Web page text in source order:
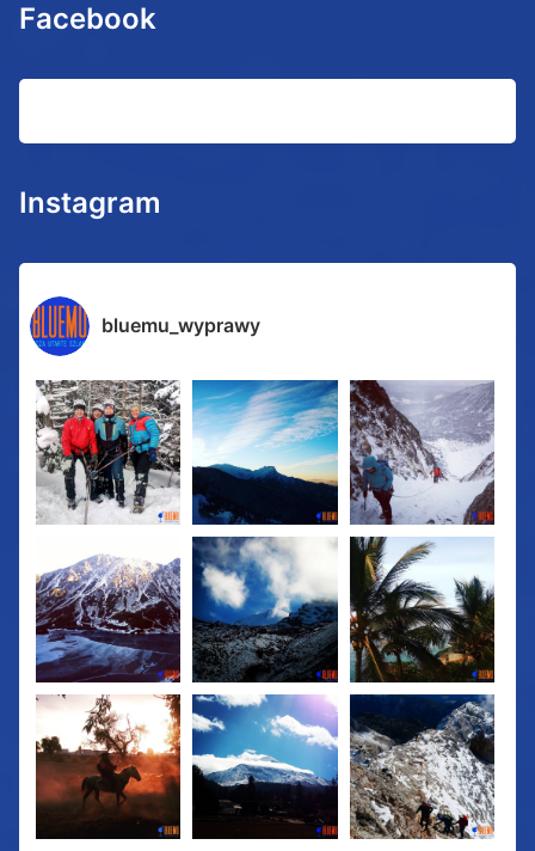
Facebook
Instagram
bluemu_wyprawy